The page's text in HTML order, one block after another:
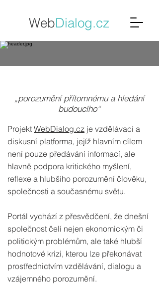
WebDialog.cz
„porozumění přítomnému a hledání
budoucího“
Projekt WebDialog.cz je vzdělávací a
diskusní platforma, jejíž hlavním cílem
není pouze předávání informací, ale
hlavně podpora kritického myšlení,
reflexe a hlubšího porozumění člověku,
společnosti a současnému světu.
Portál vychází z přesvědčení, že dnešní
společnost čelí nejen ekonomickým či
politickým problémům, ale také hlubší
hodnotové krizi, kterou lze překonávat
prostřednictvím vzdělávání, dialogu a
vzájemného porozumění.